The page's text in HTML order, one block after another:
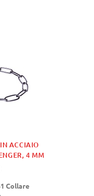
ACCIAIO
4 MM
Collare